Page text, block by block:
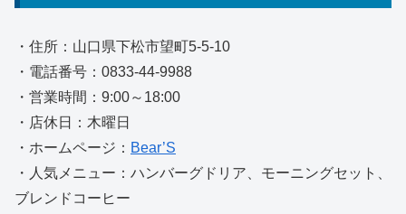
・住所：山口県下松市望町5-5-10
・電話番号：0833-44-9988
・営業時間：9:00～18:00
・店休日：木曜日
・ホームページ： Bear’S
・人気メニュー：ハンバーグドリア、モーニングセット、
ブレンドコーヒー